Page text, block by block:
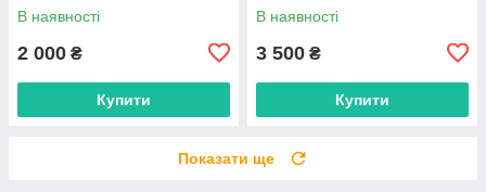
В наявності
2 000 ₴
Купити
В наявності
3 500 ₴
Купити
Показати ще